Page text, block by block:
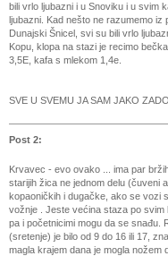
bili vrlo ljubazni i u Snoviku i u svim
ljubazni. Kad nešto ne razumemo iz
Dunajski Šnicel, svi su bili vrlo
Kopu, klopa na stazi je recimo
3,5E, kafa s mlekom 1,4e.
SVE U SVEMU JA SAM JAKO
Post 2:
Krvavec - evo ovako ... ima par
starijih žica ne jednom delu (čuveni
kopaoničkih i dugačke, ako se vozi
vožnje . Jeste većina staza po
pa i početnicimi mogu da se snađu.
(sretenje) je bilo od 9 do 16 ili 17,
magla krajem dana je mogla